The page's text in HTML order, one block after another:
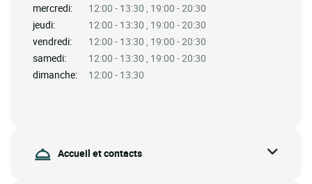
mercredi:
12:00 - 13:30 , 19:00 - 20:30
jeudi:
12:00 - 13:30 , 19:00 - 20:30
vendredi:
12:00 - 13:30 , 19:00 - 20:30
samedi:
12:00 - 13:30 , 19:00 - 20:30
dimanche:
12:00 - 13:30
Accueil et contacts